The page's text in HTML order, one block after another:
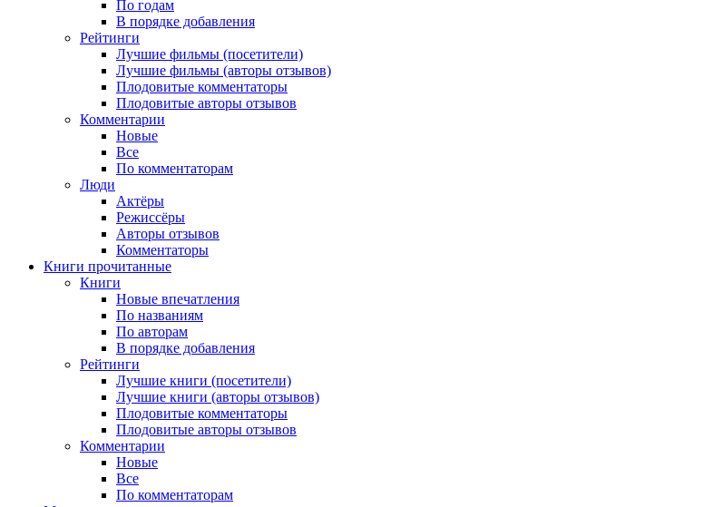
По годам
В порядке добавления
Рейтинги
Лучшие фильмы (посетители)
Лучшие фильмы (авторы отзывов)
Плодовитые комментаторы
Плодовитые авторы отзывов
Комментарии
Новые
Все
По комментаторам
Люди
Актёры
Режиссёры
Авторы отзывов
Комментаторы
Книги прочитанные
Книги
Новые впечатления
По названиям
По авторам
В порядке добавления
Рейтинги
Лучшие книги (посетители)
Лучшие книги (авторы отзывов)
Плодовитые комментаторы
Плодовитые авторы отзывов
Комментарии
Новые
Все
По комментаторам